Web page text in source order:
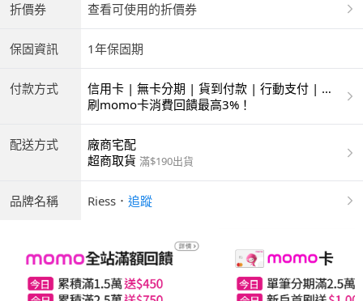
折價券 查看可使用的折價券
保固資訊 1年保固期
付款方式
信用卡 | 無卡分期 | 貨到付款 | 行動支付 | 超
商付款 | ATM | 銀聯卡
刷momo卡消費回饋最高3%！
配送方式
廠商宅配
超商取貨 滿$190出貨
品牌名稱 Riess ． 追蹤